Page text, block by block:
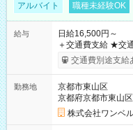
アルバイト 職種未経験OK
給与
日給16,500円～
＋交通費支給 ★交通費全額支給！ ★日払いOK！（規定あり） ┗
働いたその日に現
交通費別途支給
勤務地
京都市東山区
京都府京都市東山
株式会社ワンベ